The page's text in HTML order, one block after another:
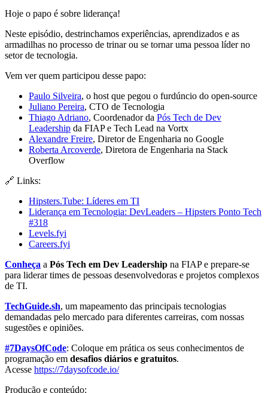
Hoje o papo é sobre liderança!
Neste episódio, destrinchamos experiências, aprendizados e as
armadilhas no processo de trinar ou se tornar uma pessoa líder no
setor de tecnologia.
Vem ver quem participou desse papo:
Paulo Silveira, o host que pegou o furdúncio do open-source
Juliano Pereira, CTO de Tecnologia
Thiago Adriano, Coordenador da Pós Tech de Dev
Leadership da FIAP e Tech Lead na Vortx
Alexandre Freire, Diretor de Engenharia no Google
Roberta Arcoverde, Diretora de Engenharia na Stack
Overflow
🔗 Links:
Hipsters.Tube: Líderes em TI
Liderança em Tecnologia: DevLeaders – Hipsters Ponto Tech
#318
Levels.fyi
Careers.fyi
Conheça a Pós Tech em Dev Leadership na FIAP e prepare-se
para liderar times de pessoas desenvolvedoras e projetos complexos
de TI.
TechGuide.sh, um mapeamento das principais tecnologias
demandadas pelo mercado para diferentes carreiras, com nossas
sugestões e opiniões.
#7DaysOfCode: Coloque em prática os seus conhecimentos de
programação em desafios diários e gratuitos.
Acesse https://7daysofcode.io/
Produção e conteúdo: